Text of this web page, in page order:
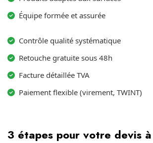
Équipe formée et assurée
Contrôle qualité systématique
Retouche gratuite sous 48h
Facture détaillée TVA
Paiement flexible (virement, TWINT)
3 étapes pour votre devis